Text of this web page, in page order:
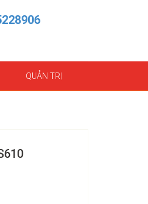
QUẢN TRỊ